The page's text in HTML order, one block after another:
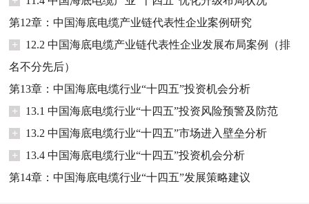
第12章：中国海底电缆产业链代表性企业案例研究
+
12.2 中国海底电缆产业链代表性企业发展布局案例（排
名不分先后）
第13章：中国海底电缆行业“十四五”投资机会分析
+
13.1 中国海底电缆行业“十四五”投资风险预警及防范
+
13.2 中国海底电缆行业“十四五”市场进入壁垒分析
+
13.4 中国海底电缆行业“十四五”投资机会分析
第14章：中国海底电缆行业“十四五”发展策略建议